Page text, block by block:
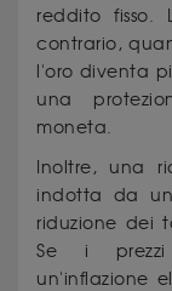
reddito fisso.
contrario,
l'oro diventa
una
moneta.
Inoltre, una
indotta da
riduzione dei
Se i prezzi
un'inflazione